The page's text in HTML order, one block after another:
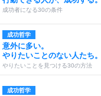
成功者になる30の条件
成功哲学
意外に多い。
やりたいことのない人たち。
やりたいことを見つける30の方法
成功哲学